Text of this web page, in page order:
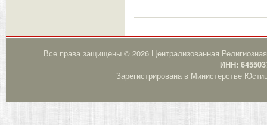
Все права защищены © 2026 Централизованная
ИНН:
Зарегистрирована в Министерстве